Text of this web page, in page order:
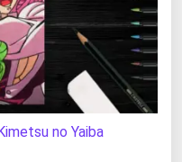
no Yaiba